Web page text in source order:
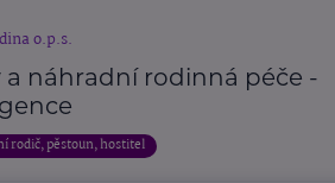
o.p.s.
a náhradní rodinná péče -
rodič, pěstoun, hostitel